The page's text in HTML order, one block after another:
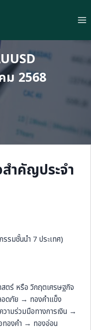
ม 2568
ำคัญประจำ
รมชั้นนำ 7 ประเทศ)
ตร์ หรือ วิกฤตเศรษฐกิจ
ดภัย → ทองคำแข็ง
ามร่วมมือทางการเงิน →
ทองคำ → ทองอ่อน